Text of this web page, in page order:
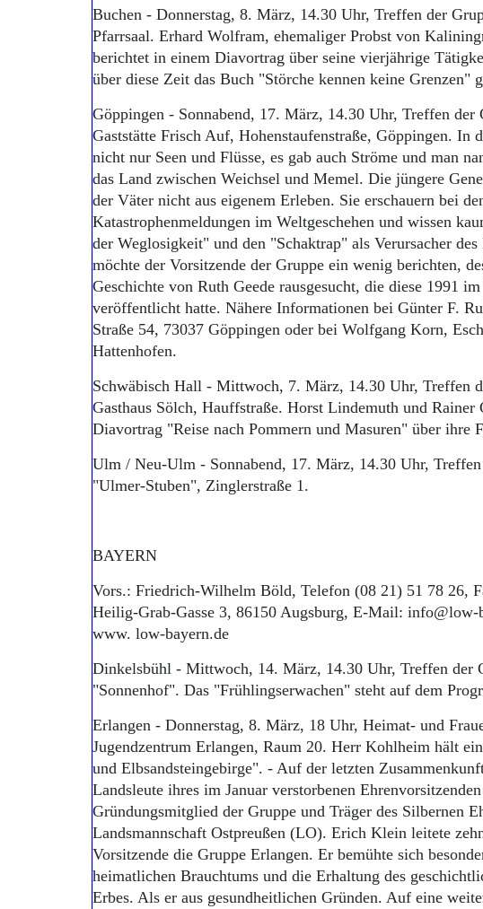
Buchen - Donnerstag, 8. März, 14.30 Uhr, Treffen der
Pfarrsaal. Erhard Wolfram, ehemaliger Probst von
berichtet in einem Diavortrag über seine vierjährige
über diese Zeit das Buch "Störche kennen keine Grenzen"
Göppingen - Sonnabend, 17. März, 14.30 Uhr, Treffen der
Gaststätte Frisch Auf, Hohenstaufenstraße, Göppingen. In
nicht nur Seen und Flüsse, es gab auch Ströme und man
das Land zwischen Weichsel und Memel. Die jüngere
der Väter nicht aus eigenem Erleben. Sie erschauern bei
Katastrophenmeldungen im Weltgeschehen und wissen
der Weglosigkeit" und den "Schaktrap" als Verursacher
möchte der Vorsitzende der Gruppe ein wenig berichten,
Geschichte von Ruth Geede rausgesucht, die diese 1991
veröffentlicht hatte. Nähere Informationen bei Günter F.
Straße 54, 73037 Göppingen oder bei Wolfgang Korn,
Hattenhofen.
Schwäbisch Hall - Mittwoch, 7. März, 14.30 Uhr, Treffen
Gasthaus Sölch, Hauffstraße. Horst Lindemuth und Rainer
Diavortrag "Reise nach Pommern und Masuren" über ihre
Ulm / Neu-Ulm - Sonnabend, 17. März, 14.30 Uhr,
"Ulmer-Stuben", Zinglerstraße 1.
BAYERN
Vors.: Friedrich-Wilhelm Böld, Telefon (08 21) 51 78 26,
Heilig-Grab-Gasse 3, 86150 Augsburg, E-Mail: info@low-
www. low-bayern.de
Dinkelsbühl - Mittwoch, 14. März, 14.30 Uhr, Treffen der
"Sonnenhof". Das "Frühlingserwachen" steht auf dem
Erlangen - Donnerstag, 8. März, 18 Uhr, Heimat- und
Jugendzentrum Erlangen, Raum 20. Herr Kohlheim hält
und Elbsandsteingebirge". - Auf der letzten
Landsleute ihres im Januar verstorbenen
Gründungsmitglied der Gruppe und Träger des Silbernen
Landsmannschaft Ostpreußen (LO). Erich Klein leitete
Vorsitzende die Gruppe Erlangen. Er bemühte sich
heimatlichen Brauchtums und die Erhaltung des
Erbes. Als er aus gesundheitlichen Gründen. Auf eine